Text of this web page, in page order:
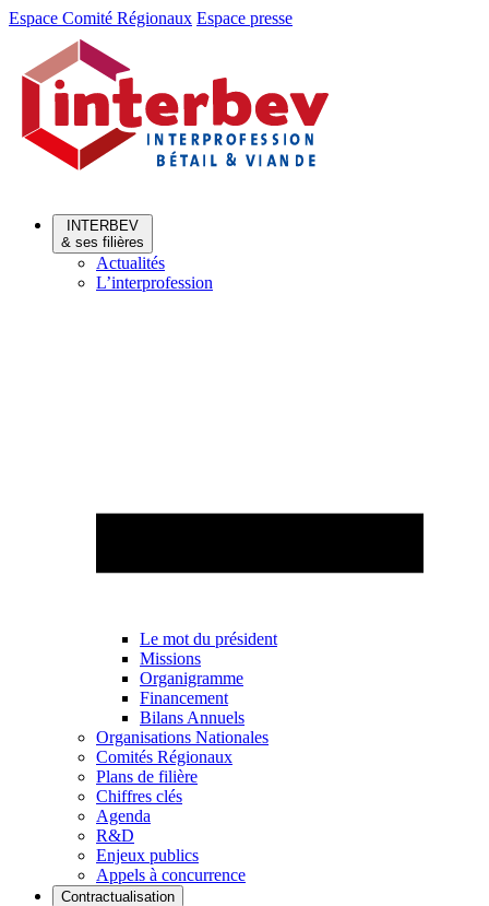
Aller
Aller
contenu
Espace Comité Régionaux Espace presse
INTERBEV
& ses filières
Actualités
L’interprofession
Le mot du président
Missions
Organigramme
Financement
Bilans Annuels
Organisations Nationales
Comités Régionaux
Plans de filière
Chiffres clés
Agenda
R&D
Enjeux publics
Appels à concurrence
Contractualisation